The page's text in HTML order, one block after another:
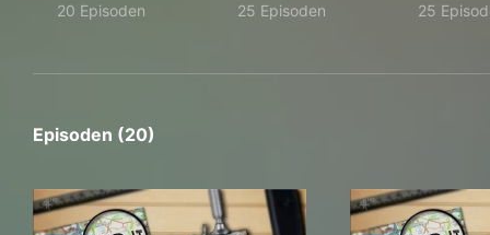
20 Episoden
25 Episoden
25
Episoden (20)